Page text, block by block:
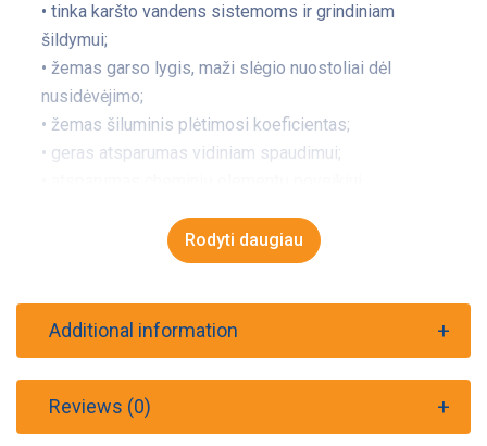
• tinka karšto vandens sistemoms ir grindiniam
šildymui;
• žemas garso lygis, maži slėgio nuostoliai dėl
nusidėvėjimo;
• žemas šiluminis plėtimosi koeficientas;
• geras atsparumas vidiniam spaudimui;
Rodyti daugiau
Additional information
Reviews (0)